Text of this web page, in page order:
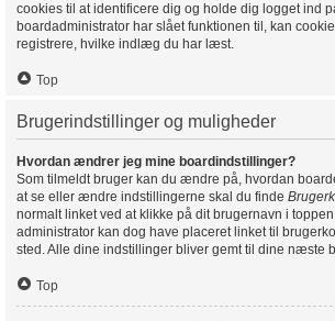
cookies til at identificere dig og holde dig logget ind
boardadministrator har slået funktionen til, kan
registrere, hvilke indlæg du har læst.
Top
Brugerindstillinger og muligheder
Hvordan ændrer jeg mine boardindstillinger?
Som tilmeldt bruger kan du ændre på, hvordan
at se eller ændre indstillingerne skal du finde
normalt linket ved at klikke på dit brugernavn i
administrator kan dog have placeret linket til
sted. Alle dine indstillinger bliver gemt til dine næste
Top